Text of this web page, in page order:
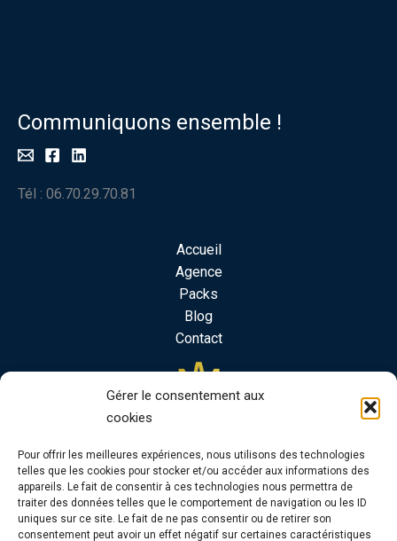
Gérer le consentement aux
cookies
Pour offrir les meilleures expériences, nous utilisons des technologies
telles que les cookies pour stocker et/ou accéder aux informations des
appareils. Le fait de consentir à ces technologies nous permettra de
traiter des données telles que le comportement de navigation ou les ID
uniques sur ce site. Le fait de ne pas consentir ou de retirer son
consentement peut avoir un effet négatif sur certaines caractéristiques
Communiquons ensemble !
Tél : 06.70.29.70.81
Accueil
Agence
Packs
Blog
Contact